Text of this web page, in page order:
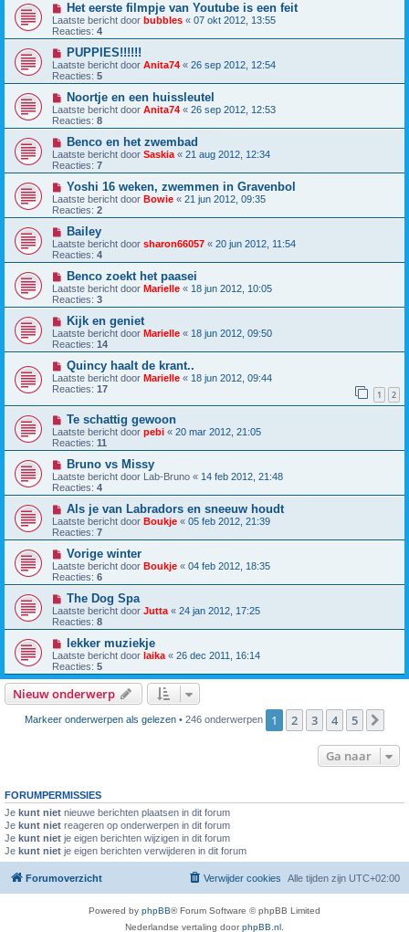
Het eerste filmpje van Youtube is een feit
Laatste bericht door bubbles « 07 okt 2012, 13:55
Reacties: 4
PUPPIES!!!!!!
Laatste bericht door Anita74 « 26 sep 2012, 12:54
Reacties: 5
Noortje en een huissleutel
Laatste bericht door Anita74 « 26 sep 2012, 12:53
Reacties: 8
Benco en het zwembad
Laatste bericht door Saskia « 21 aug 2012, 12:34
Reacties: 7
Yoshi 16 weken, zwemmen in Gravenbol
Laatste bericht door Bowie « 21 jun 2012, 09:35
Reacties: 2
Bailey
Laatste bericht door sharon66057 « 20 jun 2012, 11:54
Reacties: 4
Benco zoekt het paasei
Laatste bericht door Marielle « 18 jun 2012, 10:05
Reacties: 3
Kijk en geniet
Laatste bericht door Marielle « 18 jun 2012, 09:50
Reacties: 14
Quincy haalt de krant..
Laatste bericht door Marielle « 18 jun 2012, 09:44
Reacties: 17 1 2
Te schattig gewoon
Laatste bericht door pebi « 20 mar 2012, 21:05
Reacties: 11
Bruno vs Missy
Laatste bericht door Lab-Bruno « 14 feb 2012, 21:48
Reacties: 4
Als je van Labradors en sneeuw houdt
Laatste bericht door Boukje « 05 feb 2012, 21:39
Reacties: 7
Vorige winter
Laatste bericht door Boukje « 04 feb 2012, 18:35
Reacties: 6
The Dog Spa
Laatste bericht door Jutta « 24 jan 2012, 17:25
Reacties: 8
lekker muziekje
Laatste bericht door laika « 26 dec 2011, 16:14
Reacties: 5
Nieuw onderwerp
Markeer onderwerpen als gelezen • 246 onderwerpen 1 2 3 4 5
Ga naar
FORUMPERMISSIES
Je kunt niet nieuwe berichten plaatsen in dit forum
Je kunt niet reageren op onderwerpen in dit forum
Je kunt niet je eigen berichten wijzigen in dit forum
Je kunt niet je eigen berichten verwijderen in dit forum
Forumoverzicht Alle tijden zijn UTC+02:00
Verwijder cookies
Powered by phpBB® Forum Software © phpBB Limited
Nederlandse vertaling doorphpBB.nl .